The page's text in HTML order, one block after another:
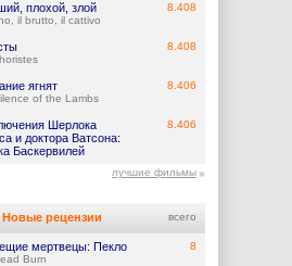
плохой, злой
il brutto, il cattivo
8.408
8.408
ягнят
of the Lambs
8.406
Шерлока
и доктора Ватсона:
Баскервилей
8.406
лучшие фильмы
Новые рецензии всего
мертвецы: Пекло
Burn
8